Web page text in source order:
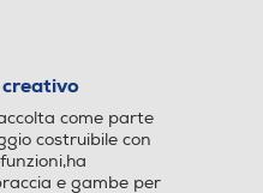
come parte
costruibile con
e gambe per